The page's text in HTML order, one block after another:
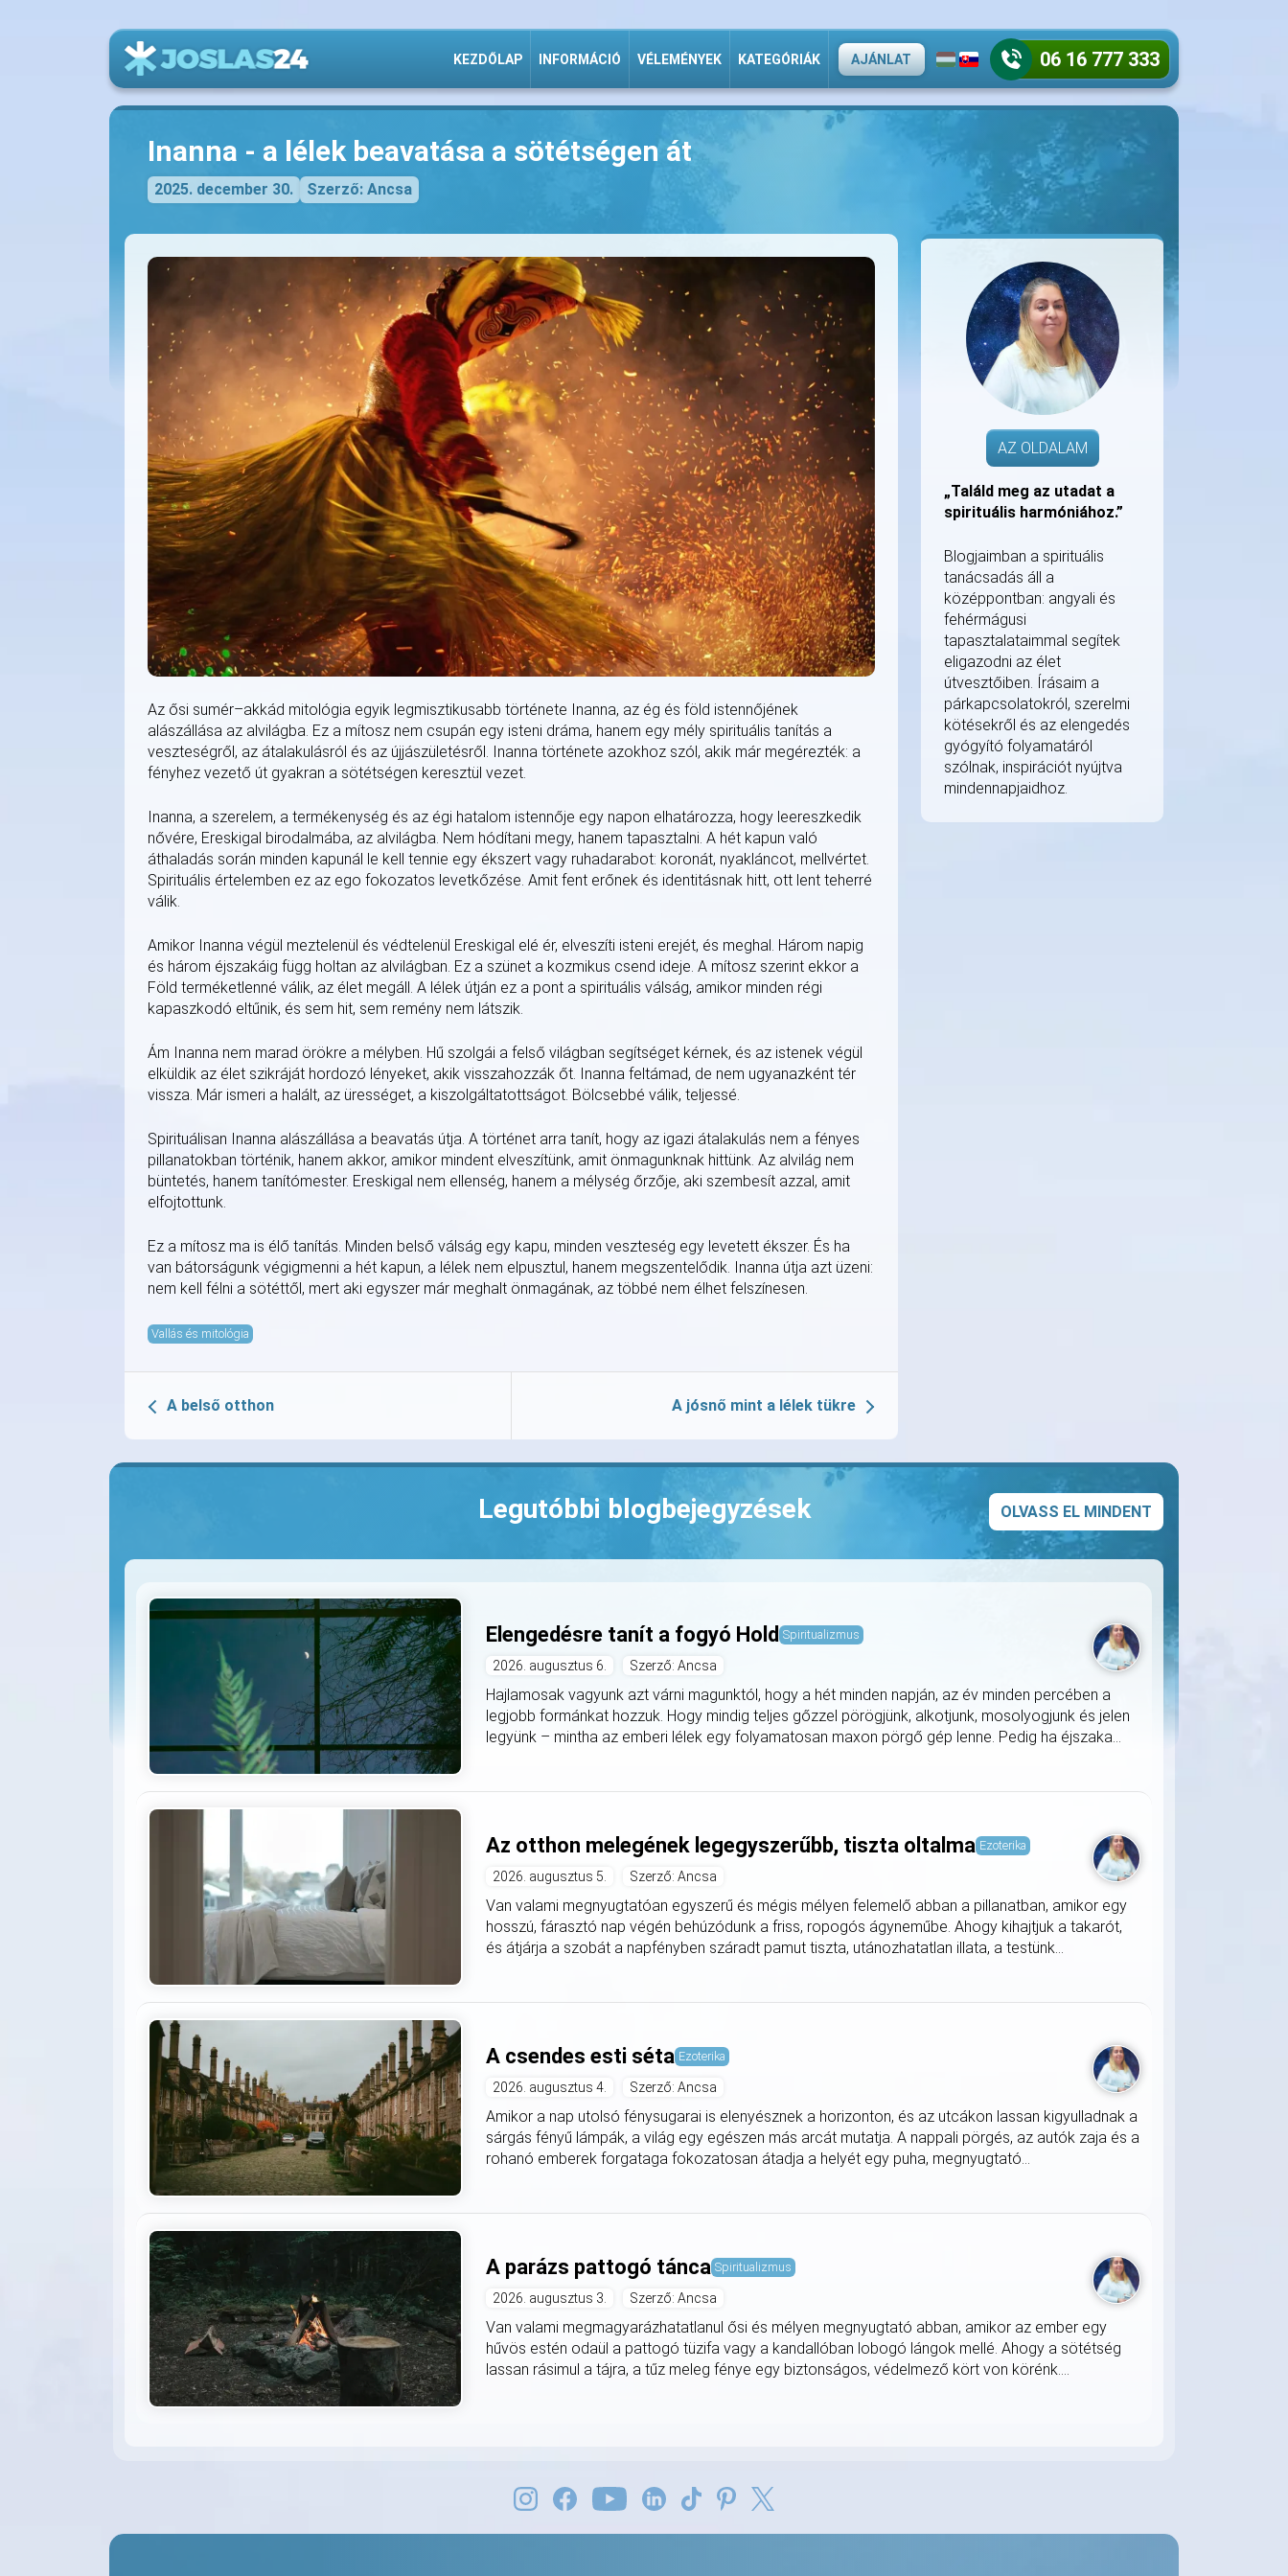
KEZDŐLAP INFORMÁCIÓ VÉLEMÉNYEK KATEGÓRIÁK AJÁNLAT 06 16 777 333
Inanna - a lélek beavatása a sötétségen át
2025. december 30. Szerző: Ancsa
Az ősi sumér–akkád mitológia egyik legmisztikusabb története Inanna, az ég és föld istennőjének
alászállása az alvilágba. Ez a mítosz nem csupán egy isteni dráma, hanem egy mély spirituális tanítás a
veszteségről, az átalakulásról és az újjászületésről. Inanna története azokhoz szól, akik már megérezték: a
fényhez vezető út gyakran a sötétségen keresztül vezet.
Inanna, a szerelem, a termékenység és az égi hatalom istennője egy napon elhatározza, hogy leereszkedik
nővére, Ereskigal birodalmába, az alvilágba. Nem hódítani megy, hanem tapasztalni. A hét kapun való
áthaladás során minden kapunál le kell tennie egy ékszert vagy ruhadarabot: koronát, nyakláncot, mellvértet.
Spirituális értelemben ez az ego fokozatos levetkőzése. Amit fent erőnek és identitásnak hitt, ott lent teherré
válik.
Amikor Inanna végül meztelenül és védtelenül Ereskigal elé ér, elveszíti isteni erejét, és meghal. Három napig
és három éjszakáig függ holtan az alvilágban. Ez a szünet a kozmikus csend ideje. A mítosz szerint ekkor a
Föld terméketlenné válik, az élet megáll. A lélek útján ez a pont a spirituális válság, amikor minden régi
kapaszkodó eltűnik, és sem hit, sem remény nem látszik.
Ám Inanna nem marad örökre a mélyben. Hű szolgái a felső világban segítséget kérnek, és az istenek végül
elküldik az élet szikráját hordozó lényeket, akik visszahozzák őt. Inanna feltámad, de nem ugyanazként tér
vissza. Már ismeri a halált, az ürességet, a kiszolgáltatottságot. Bölcsebbé válik, teljessé.
Spirituálisan Inanna alászállása a beavatás útja. A történet arra tanít, hogy az igazi átalakulás nem a fényes
pillanatokban történik, hanem akkor, amikor mindent elveszítünk, amit önmagunknak hittünk. Az alvilág nem
büntetés, hanem tanítómester. Ereskigal nem ellenség, hanem a mélység őrzője, aki szembesít azzal, amit
elfojtottunk.
Ez a mítosz ma is élő tanítás. Minden belső válság egy kapu, minden veszteség egy levetett ékszer. És ha
van bátorságunk végigmenni a hét kapun, a lélek nem elpusztul, hanem megszentelődik. Inanna útja azt üzeni:
nem kell félni a sötéttől, mert aki egyszer már meghalt önmagának, az többé nem élhet felszínesen.
Vallás és mitológia
A belső otthon A jósnő mint a lélek tükre
AZ OLDALAM
„Találd meg az utadat a
spirituális harmóniához.”
Blogjaimban a spirituális
tanácsadás áll a
középpontban: angyali és
fehérmágusi
tapasztalataimmal segítek
eligazodni az élet
útvesztőiben. Írásaim a
párkapcsolatokról, szerelmi
kötésekről és az elengedés
gyógyító folyamatáról
szólnak, inspirációt nyújtva
mindennapjaidhoz.
Legutóbbi blogbejegyzések OLVASS EL MINDENT
Elengedésre tanít a fogyó Hold Spiritualizmus
2026. augusztus 6. Szerző: Ancsa
Hajlamosak vagyunk azt várni magunktól, hogy a hét minden napján, az év minden percében a
legjobb formánkat hozzuk. Hogy mindig teljes gőzzel pörögjünk, alkotjunk, mosolyogjunk és jelen
legyünk – mintha az emberi lélek egy folyamatosan maxon pörgő gép lenne. Pedig ha éjszaka...
Az otthon melegének legegyszerűbb, tiszta oltalma Ezoterika
2026. augusztus 5. Szerző: Ancsa
Van valami megnyugtatóan egyszerű és mégis mélyen felemelő abban a pillanatban, amikor egy
hosszú, fárasztó nap végén behúzódunk a friss, ropogós ágyneműbe. Ahogy kihajtjuk a takarót,
és átjárja a szobát a napfényben száradt pamut tiszta, utánozhatatlan illata, a testünk...
A csendes esti séta Ezoterika
2026. augusztus 4. Szerző: Ancsa
Amikor a nap utolsó fénysugarai is elenyésznek a horizonton, és az utcákon lassan kigyulladnak a
sárgás fényű lámpák, a világ egy egészen más arcát mutatja. A nappali pörgés, az autók zaja és a
rohanó emberek forgataga fokozatosan átadja a helyét egy puha, megnyugtató...
A parázs pattogó tánca Spiritualizmus
2026. augusztus 3. Szerző: Ancsa
Van valami megmagyarázhatatlanul ősi és mélyen megnyugtató abban, amikor az ember egy
hűvös estén odaül a pattogó tüzifa vagy a kandallóban lobogó lángok mellé. Ahogy a sötétség
lassan rásimul a tájra, a tűz meleg fénye egy biztonságos, védelmező kört von körénk....